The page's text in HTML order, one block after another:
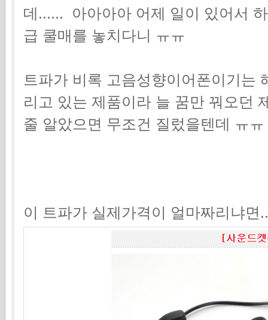
데...... 아아아아 어제 일이 있어서
급 쿨매를 놓치다니 ㅠㅠ
트파가 비록 고음성향이어폰이기는
리고 있는 제품이라 늘 꿈만 꿔오던
줄 알았으면 무조건 질렀을텐데 ㅠㅠ
이 트파가 실제가격이 얼마짜리냐